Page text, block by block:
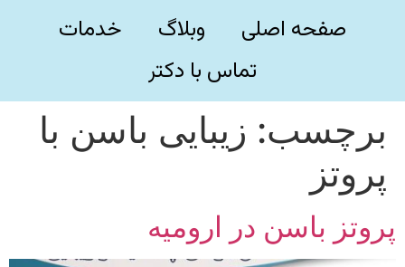
صفحه اصلی وبلاگ
خدمات
تماس با دکتر
برچسب: زیبایی باسن با
پروتز
پروتز باسن در ارومیه